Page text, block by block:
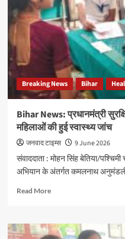
मद्देनजर
पश्चिमी
चंपारण
में
एम्बुलेंस
सेवा
हाई
अलर्ट
मरीजों
को
तत्काल
सहायता
के
निर्देश
Breaking News Bihar
Bihar News: प्रधानमंत्री
महिलाओं की हुई स्वास्थ्य जांच
जनवाद टाइम्स
9 June 2026
संवाददाता : मोहन सिंह बेतिया/
अभियान के अंतर्गत कमलनाथ
Read MoreRead
Bihar
News: